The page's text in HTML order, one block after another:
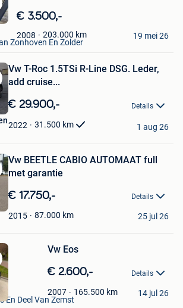
€ 3.500,-
2008 203.000 km
Zonhoven En Zolder
19 mei 26
Vw T-Roc 1.5TSi R-Line DSG. Leder,
add cruise...
€ 29.900,- Details
2022 31.500 km 1 aug 26
Vw BEETLE CABIO AUTOMAAT full
met garantie
€ 17.750,- Details
2015 87.000 km 25 jul 26
Vw Eos
€ 2.600,- Details
2007 165.500 km
En Deel Van Zemst
14 jul 26